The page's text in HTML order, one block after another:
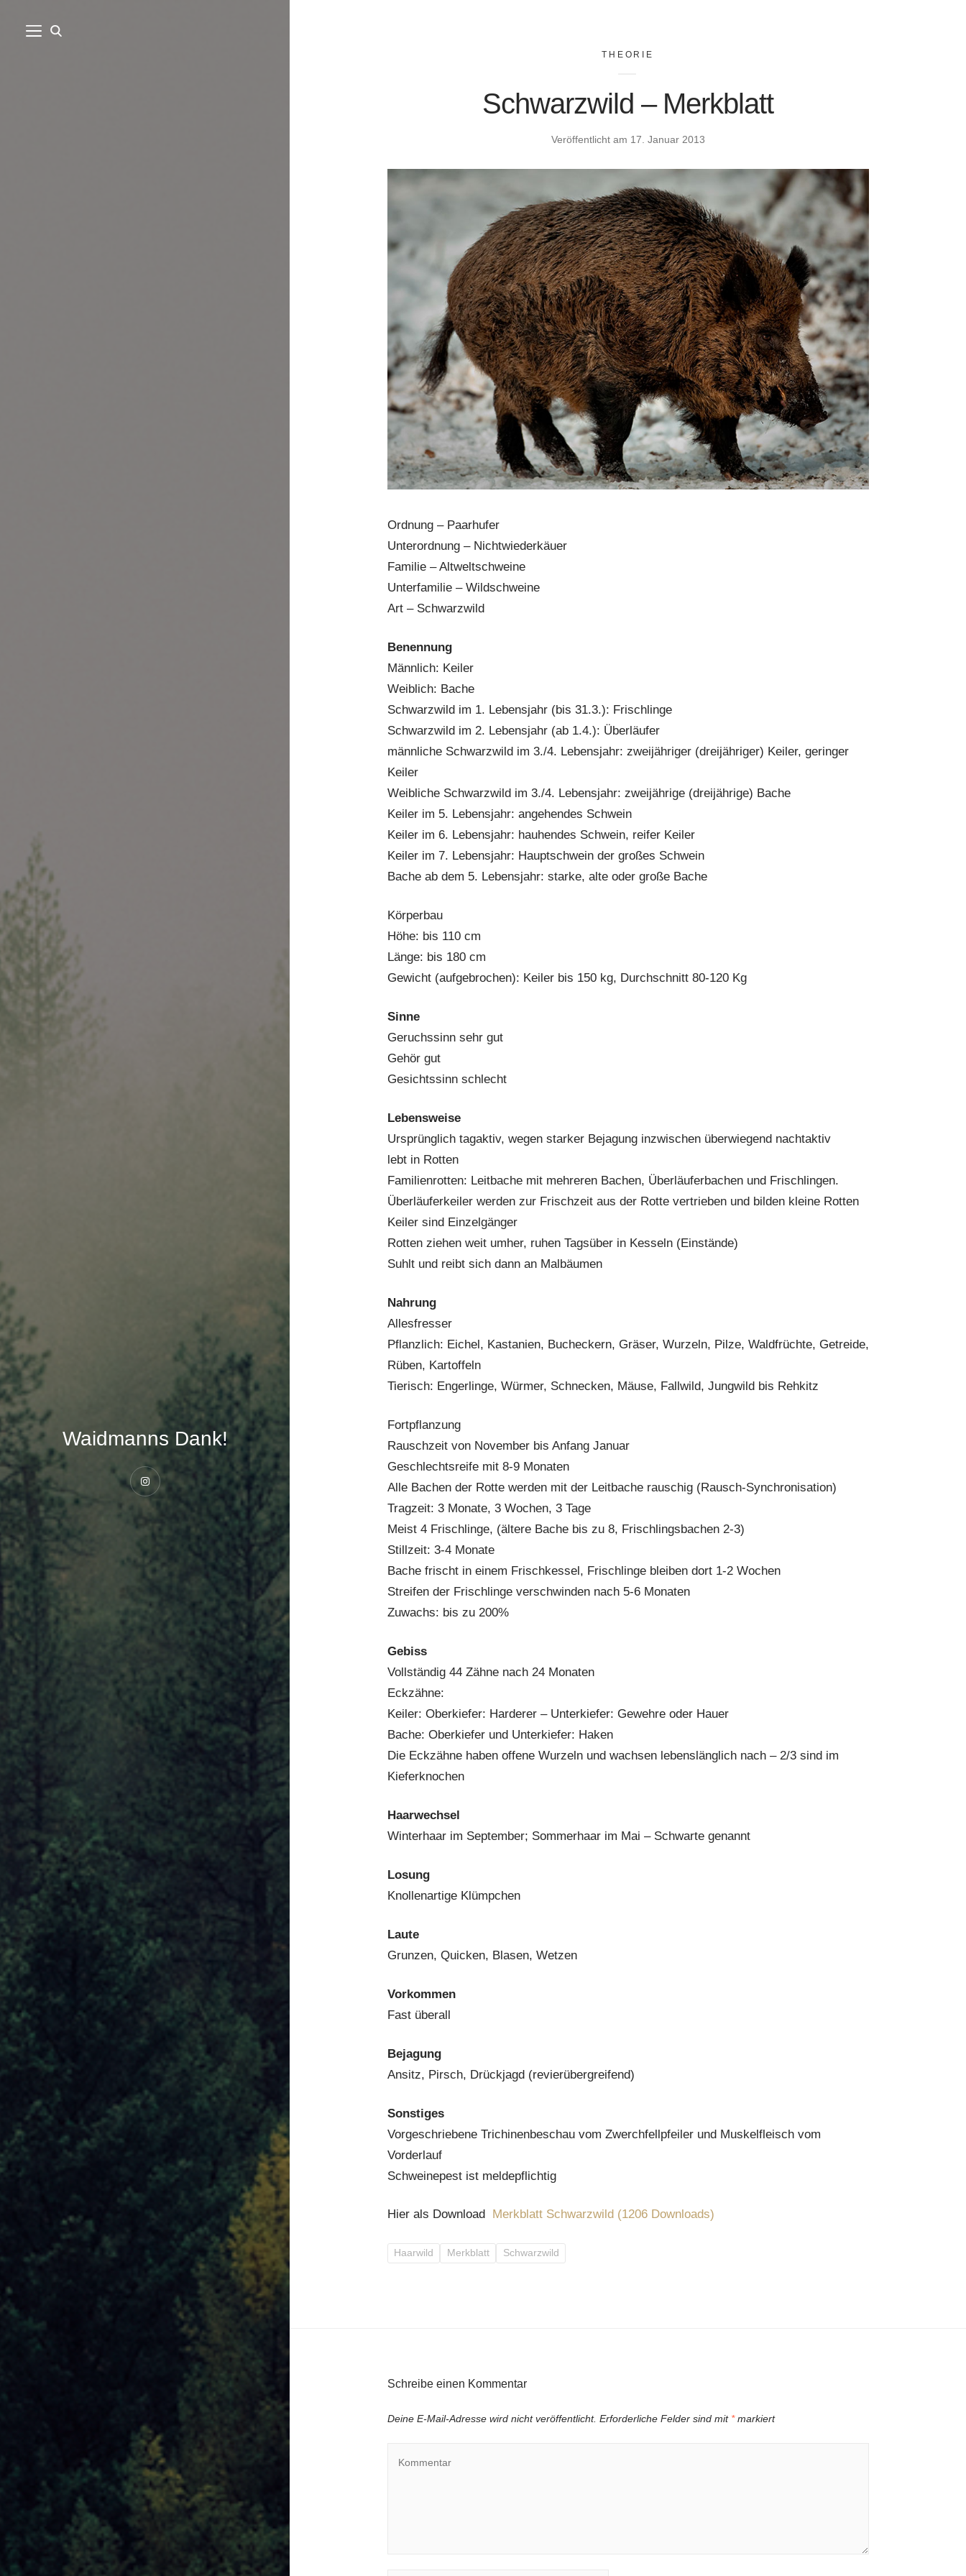
Waidmanns Dank!
Instagram
THEORIE
Schwarzwild – Merkblatt
Veröffentlicht am 17. Januar 2013
Ordnung – Paarhufer
Unterordnung – Nichtwiederkäuer
Familie – Altweltschweine
Unterfamilie – Wildschweine
Art – Schwarzwild
Benennung
Männlich: Keiler
Weiblich: Bache
Schwarzwild im 1. Lebensjahr (bis 31.3.): Frischlinge
Schwarzwild im 2. Lebensjahr (ab 1.4.): Überläufer
männliche Schwarzwild im 3./4. Lebensjahr: zweijähriger (dreijähriger) Keiler, geringer
Keiler
Weibliche Schwarzwild im 3./4. Lebensjahr: zweijährige (dreijährige) Bache
Keiler im 5. Lebensjahr: angehendes Schwein
Keiler im 6. Lebensjahr: hauhendes Schwein, reifer Keiler
Keiler im 7. Lebensjahr: Hauptschwein der großes Schwein
Bache ab dem 5. Lebensjahr: starke, alte oder große Bache
Körperbau
Höhe: bis 110 cm
Länge: bis 180 cm
Gewicht (aufgebrochen): Keiler bis 150 kg, Durchschnitt 80-120 Kg
Sinne
Geruchssinn sehr gut
Gehör gut
Gesichtssinn schlecht
Lebensweise
Ursprünglich tagaktiv, wegen starker Bejagung inzwischen überwiegend nachtaktiv
lebt in Rotten
Familienrotten: Leitbache mit mehreren Bachen, Überläuferbachen und Frischlingen.
Überläuferkeiler werden zur Frischzeit aus der Rotte vertrieben und bilden kleine Rotten
Keiler sind Einzelgänger
Rotten ziehen weit umher, ruhen Tagsüber in Kesseln (Einstände)
Suhlt und reibt sich dann an Malbäumen
Nahrung
Allesfresser
Pflanzlich: Eichel, Kastanien, Bucheckern, Gräser, Wurzeln, Pilze, Waldfrüchte, Getreide,
Rüben, Kartoffeln
Tierisch: Engerlinge, Würmer, Schnecken, Mäuse, Fallwild, Jungwild bis Rehkitz
Fortpflanzung
Rauschzeit von November bis Anfang Januar
Geschlechtsreife mit 8-9 Monaten
Alle Bachen der Rotte werden mit der Leitbache rauschig (Rausch-Synchronisation)
Tragzeit: 3 Monate, 3 Wochen, 3 Tage
Meist 4 Frischlinge, (ältere Bache bis zu 8, Frischlingsbachen 2-3)
Stillzeit: 3-4 Monate
Bache frischt in einem Frischkessel, Frischlinge bleiben dort 1-2 Wochen
Streifen der Frischlinge verschwinden nach 5-6 Monaten
Zuwachs: bis zu 200%
Gebiss
Vollständig 44 Zähne nach 24 Monaten
Eckzähne:
Keiler: Oberkiefer: Harderer – Unterkiefer: Gewehre oder Hauer
Bache: Oberkiefer und Unterkiefer: Haken
Die Eckzähne haben offene Wurzeln und wachsen lebenslänglich nach – 2/3 sind im
Kieferknochen
Haarwechsel
Winterhaar im September; Sommerhaar im Mai – Schwarte genannt
Losung
Knollenartige Klümpchen
Laute
Grunzen, Quicken, Blasen, Wetzen
Vorkommen
Fast überall
Bejagung
Ansitz, Pirsch, Drückjagd (revierübergreifend)
Sonstiges
Vorgeschriebene Trichinenbeschau vom Zwerchfellpfeiler und Muskelfleisch vom
Vorderlauf
Schweinepest ist meldepflichtig
Hier als Download Merkblatt Schwarzwild (1206 Downloads)
Haarwild Merkblatt Schwarzwild
Schreibe einen Kommentar
Deine E-Mail-Adresse wird nicht veröffentlicht. Erforderliche Felder sind mit *markiert